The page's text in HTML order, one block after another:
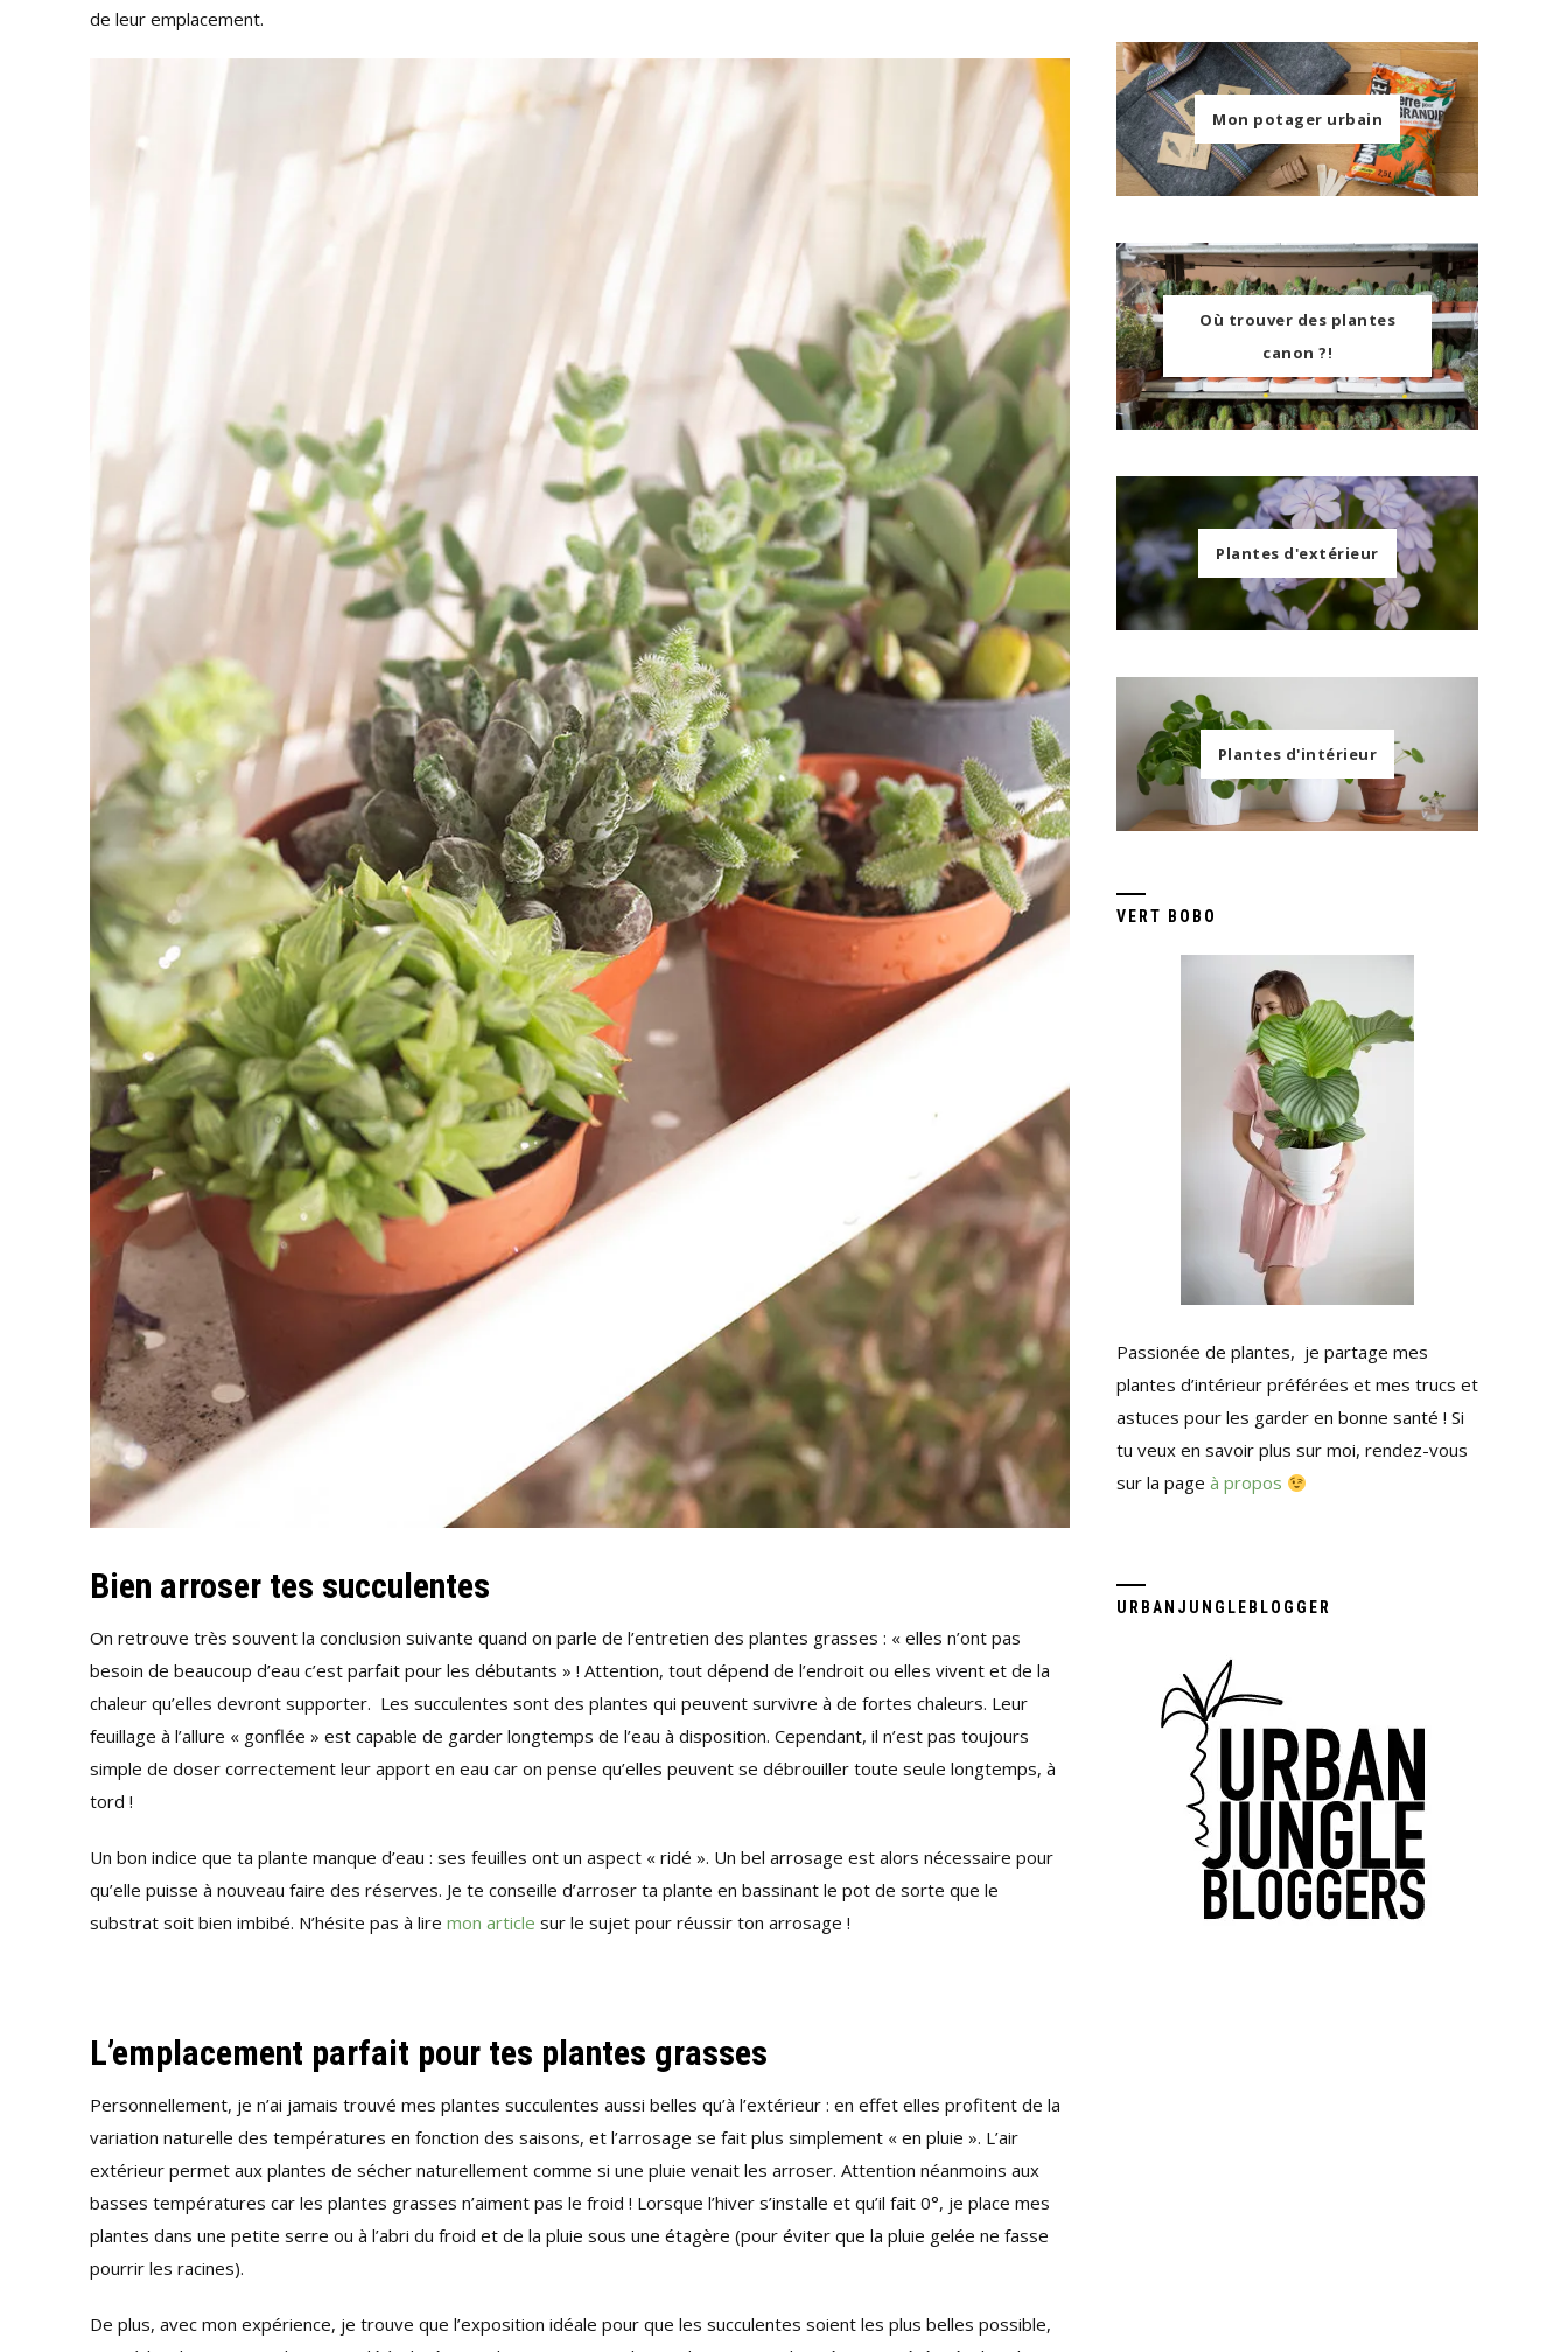
de leur emplacement.
Bien arroser tes succulentes
On retrouve très souvent la conclusion suivante quand on parle de l’entretien des plantes grasses : « elles n’ont pas
besoin de beaucoup d’eau c’est parfait pour les débutants » ! Attention, tout dépend de l’endroit ou elles vivent et de la
chaleur qu’elles devront supporter. Les succulentes sont des plantes qui peuvent survivre à de fortes chaleurs. Leur
feuillage à l’allure « gonflée » est capable de garder longtemps de l’eau à disposition. Cependant, il n’est pas toujours
simple de doser correctement leur apport en eau car on pense qu’elles peuvent se débrouiller toute seule longtemps, à
tord !
Un bon indice que ta plante manque d’eau : ses feuilles ont un aspect « ridé ». Un bel arrosage est alors nécessaire pour
qu’elle puisse à nouveau faire des réserves. Je te conseille d’arroser ta plante en bassinant le pot de sorte que le
substrat soit bien imbibé. N’hésite pas à lire mon article sur le sujet pour réussir ton arrosage !
L’emplacement parfait pour tes plantes grasses
Personnellement, je n’ai jamais trouvé mes plantes succulentes aussi belles qu’à l’extérieur : en effet elles profitent de la
variation naturelle des températures en fonction des saisons, et l’arrosage se fait plus simplement « en pluie ». L’air
extérieur permet aux plantes de sécher naturellement comme si une pluie venait les arroser. Attention néanmoins aux
basses températures car les plantes grasses n’aiment pas le froid ! Lorsque l’hiver s’installe et qu’il fait 0°, je place mes
plantes dans une petite serre ou à l’abri du froid et de la pluie sous une étagère (pour éviter que la pluie gelée ne fasse
pourrir les racines).
De plus, avec mon expérience, je trouve que l’exposition idéale pour que les succulentes soient les plus belles possible,
Mon potager urbain
Où trouver des plantes
canon ?!
Plantes d'extérieur
Plantes d'intérieur
VERT BOBO
Passionée de plantes, je partage mes
plantes d’intérieur préférées et mes trucs et
astuces pour les garder en bonne santé ! Si
tu veux en savoir plus sur moi, rendez-vous
sur la page à propos
URBANJUNGLEBLOGGER